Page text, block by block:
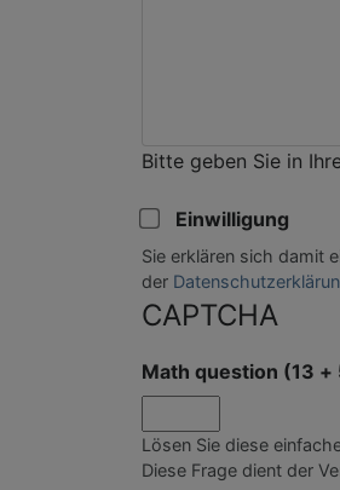
Bitte geben Sie in
Einwilligung
Sie erklären sich damit
der
CAPTCHA
Math question (13 +
Lösen Sie diese
Diese Frage dient der